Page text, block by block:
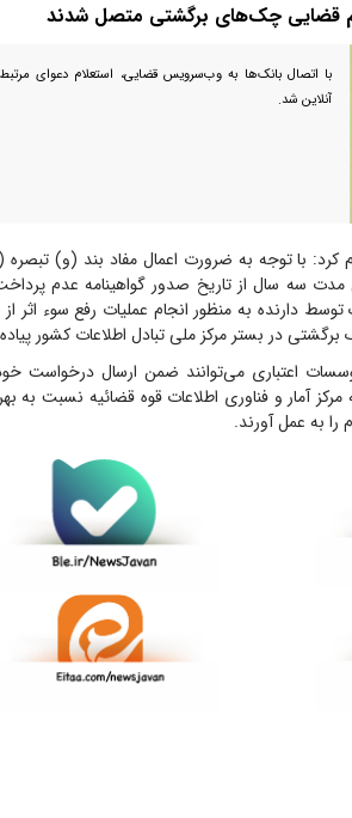
قضایی چک‌های برگشتی متصل شدند
با اتصال بانک‌ها به وب‌سرویس قضایی، استعلام دعوای
آنلاین شد.
سه سال از تاریخ صدور گواهینامه عدم
دارنده به منظور انجام عملیات رفع سوء اثر
در بستر مرکز ملی تبادل اطلاعات کشور
اعتباری می‌توانند ضمن ارسال درخواست
آمار و فناوری اطلاعات قوه قضائیه نسبت به
را به عمل آورند.